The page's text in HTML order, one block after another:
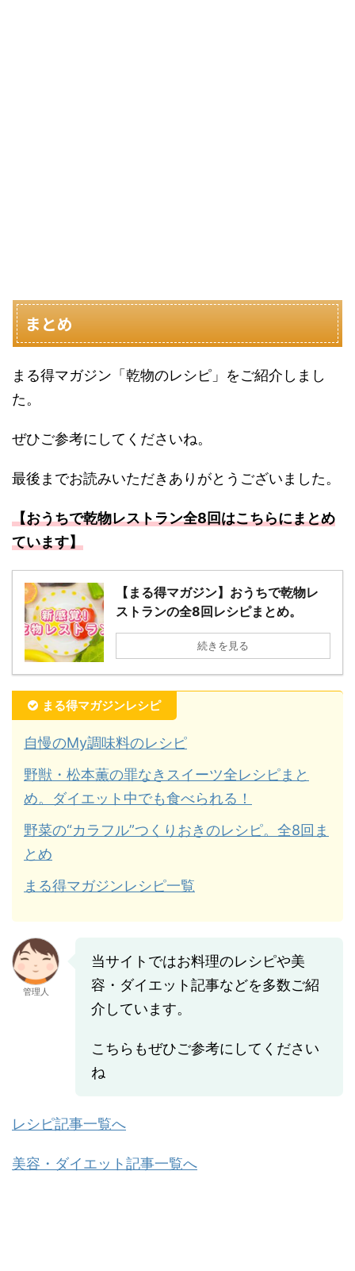
まとめ
まる得マガジン「乾物のレシピ」をご紹介しまし
た。
ぜひご参考にしてくださいね。
最後までお読みいただきありがとうございました。
【おうちで乾物レストラン全8回はこちらにまとめ
ています】
【まる得マガジン】おうちで乾物レ
ストランの全8回レシピまとめ。
続きを見る
まる得マガジンレシピ
自慢のMy調味料のレシピ
野獣・松本薫の罪なきスイーツ全レシピまと
め。ダイエット中でも食べられる！
野菜の“カラフル”つくりおきのレシピ。全8回ま
とめ
まる得マガジンレシピ一覧
管理人
当サイトではお料理のレシピや美
容・ダイエット記事などを多数ご紹
介しています。
こちらもぜひご参考にしてください
ね
レシピ記事一覧へ
美容・ダイエット記事一覧へ